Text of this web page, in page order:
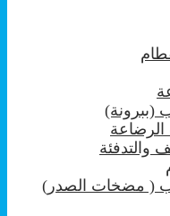
(ببرونة)
والتدفئة
( مضخات الصدر)